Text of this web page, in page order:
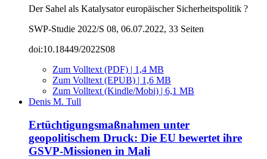
Der Sahel als Katalysator europäischer Sicherheitspolitik ?
SWP-Studie 2022/S 08, 06.07.2022, 33 Seiten
doi:10.18449/2022S08
Zum Volltext (PDF) | 1,4 MB
Zum Volltext (EPUB) | 1,6 MB
Zum Volltext (Kindle/Mobi) | 6,1 MB
Denis M. Tull
Ertüchtigungsmaßnahmen unter
geopolitischem Druck: Die EU bewertet ihre
GSVP-Missionen in Mali